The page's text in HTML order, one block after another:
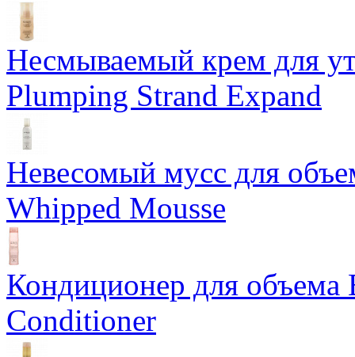
Несмываемый крем для
Plumping Strand Expand
Невесомый мусс для
Whipped Mousse
Кондиционер для объема
Conditioner